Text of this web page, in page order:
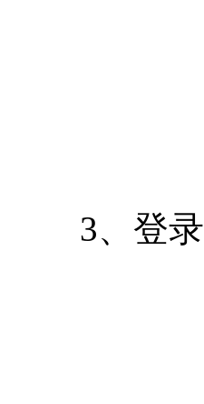
3、登